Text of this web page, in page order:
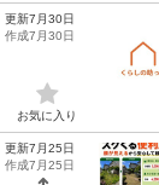
更新7月30日
作成7月30日
お気に入り
更新7月25日
作成7月25日